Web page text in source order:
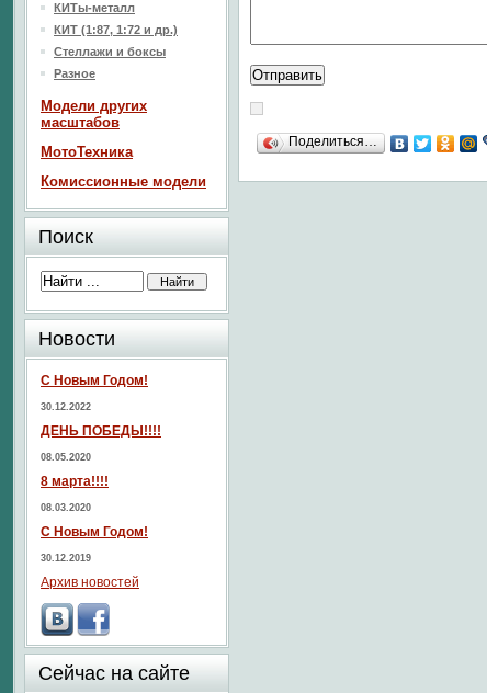
Поделиться…
КИТы-металл
КИТ (1:87, 1:72 и др.)
Стеллажи и боксы
Разное
Модели других
масштабов
МотоТехника
Комиссионные модели
Поиск
Новости
С Новым Годом!
30.12.2022
ДЕНЬ ПОБЕДЫ!!!!
08.05.2020
8 марта!!!!
08.03.2020
С Новым Годом!
30.12.2019
Архив новостей
Сейчас на сайте